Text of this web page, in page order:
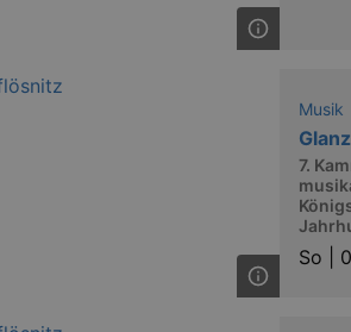
Musik
7.
So |